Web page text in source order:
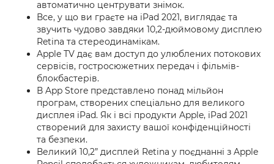
автоматично центрувати знімок.
Все, у що ви граєте на iPad 2021, виглядає та
звучить чудово завдяки 10,2-дюймовому дисплею
Retina та стереодинамікам.
Apple TV дає вам доступ до улюблених потокових
сервісів, гостросюжетних передач і фільмів-
блокбастерів.
В App Store представлено понад мільйон
програм, створених спеціально для великого
дисплея iPad. Як і всі продукти Apple, iPad 2021
створений для захисту вашої конфіденційності
та безпеки.
Великий 10,2” дисплей Retina у поєднанні з Apple